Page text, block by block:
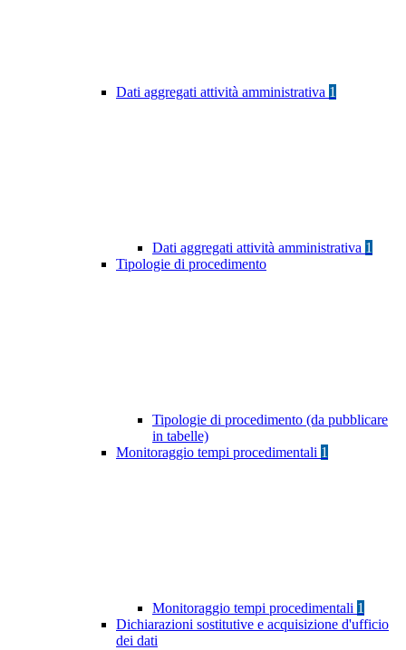
Dati aggregati attività amministrativa 1
Dati aggregati attività amministrativa 1
Tipologie di procedimento
Tipologie di procedimento (da pubblicare
in tabelle)
Monitoraggio tempi procedimentali 1
Monitoraggio tempi procedimentali 1
Dichiarazioni sostitutive e acquisizione d'ufficio
dei dati